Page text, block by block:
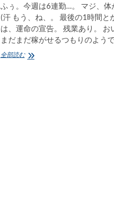
ふぅ。今週は6連勤…。 マジ、体
(汗 もう、ね、。 最後の1時間と
は、運命の宣告。 残業あり。 お
まだまだ稼がせるつもりのよう
全部読む休